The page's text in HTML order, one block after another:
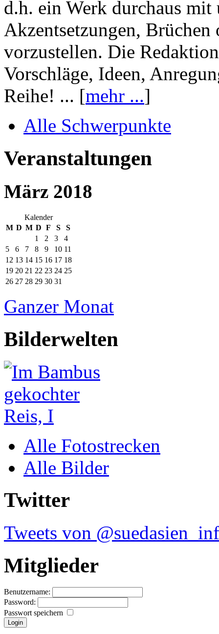
d.h. ein Werk durchaus mit
Akzentsetzungen, Brüchen
vorzustellen. Die
Vorschläge, Ideen,
Reihe! ... [mehr ...]
Alle Schwerpunkte
Veranstaltungen
März 2018
Kalender
M D M D F S
S
1
2 3
4
5
6 7 8 9 10 11
12 13 14 15 16 17 18
19 20 21 22 23 24 25
26 27 28 29 30 31
Ganzer Monat
Bilderwelten
Alle Fotostrecken
Alle Bilder
Twitter
Tweets von
Mitglieder
Benutzername:
Password:
Passwort speichern